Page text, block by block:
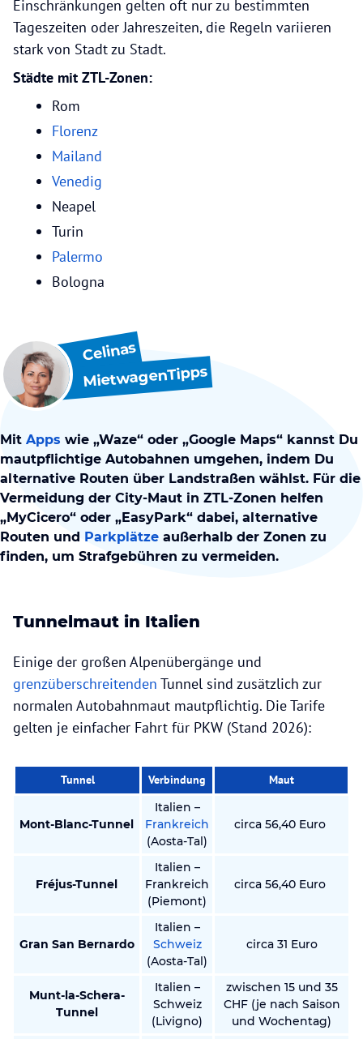
Einschränkungen gelten oft nur zu bestimmten
Tageszeiten oder Jahreszeiten, die Regeln variieren
stark von Stadt zu Stadt.
Städte mit ZTL-Zonen:
Rom
Florenz
Mailand
Venedig
Neapel
Turin
Palermo
Bologna
Celinas
MietwagenTipps
Mit Apps wie „Waze“ oder „Google Maps“ kannst Du
mautpflichtige Autobahnen umgehen, indem Du
alternative Routen über Landstraßen wählst. Für die
Vermeidung der City-Maut in ZTL-Zonen helfen
„MyCicero“ oder „EasyPark“ dabei, alternative
Routen und Parkplätze außerhalb der Zonen zu
finden, um Strafgebühren zu vermeiden.
Tunnelmaut in Italien
Einige der großen Alpenübergänge und
grenzüberschreitenden Tunnel sind zusätzlich zur
normalen Autobahnmaut mautpflichtig. Die Tarife
gelten je einfacher Fahrt für PKW (Stand 2026):
Tunnel Verbindung Maut
Mont-Blanc-Tunnel
Italien –
Frankreich
(Aosta-Tal)
circa 56,40 Euro
Fréjus-Tunnel
Italien –
Frankreich
(Piemont)
circa 56,40 Euro
Gran San Bernardo
Italien –
Schweiz
(Aosta-Tal)
circa 31 Euro
Munt-la-Schera-
Tunnel
Italien –
Schweiz
(Livigno)
zwischen 15 und 35
CHF (je nach Saison
und Wochentag)